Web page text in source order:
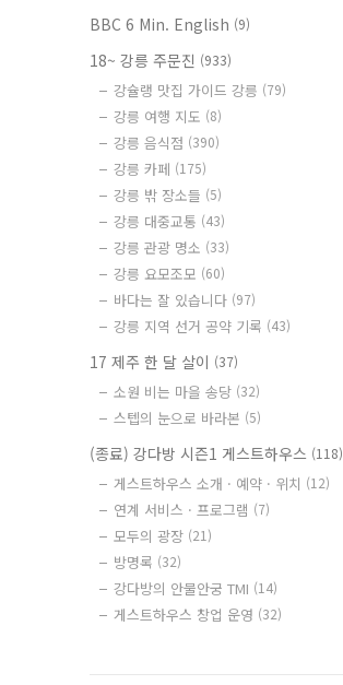
BBC 6 Min. English (9)
18~ 강릉 주문진 (933)
강슐랭 맛집 가이드 강릉 (79)
강릉 여행 지도 (8)
강릉 음식점 (390)
강릉 카페 (175)
강릉 밖 장소들 (5)
강릉 대중교통 (43)
강릉 관광 명소 (33)
강릉 요모조모 (60)
바다는 잘 있습니다 (97)
강릉 지역 선거 공약 기록 (43)
17 제주 한 달 살이 (37)
소원 비는 마을 송당 (32)
스텝의 눈으로 바라본 (5)
(종료) 강다방 시즌1 게스트하우스 (118)
게스트하우스 소개 · 예약 · 위치 (12)
연계 서비스 · 프로그램 (7)
모두의 광장 (21)
방명록 (32)
강다방의 안물안궁 TMI (14)
게스트하우스 창업 운영 (32)